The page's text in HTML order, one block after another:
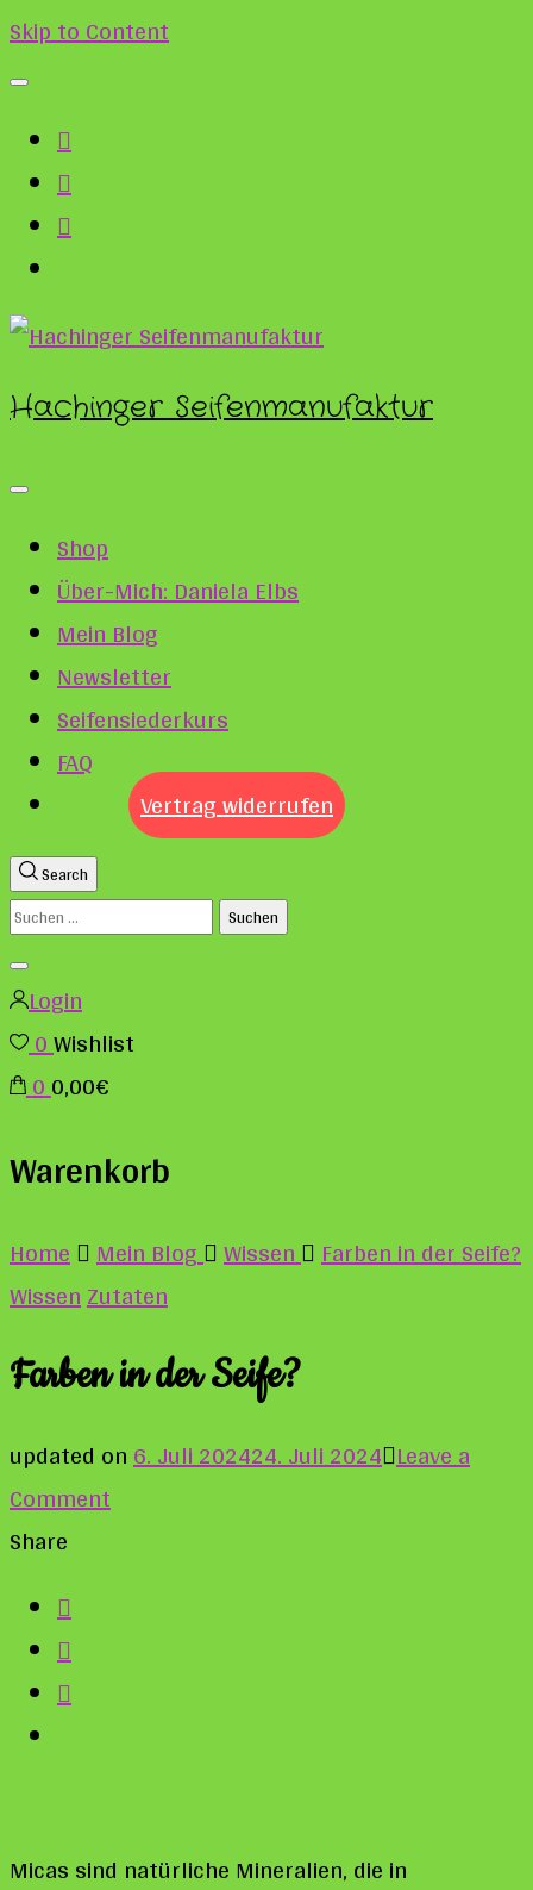
Skip to Content
Hachinger Seifenmanufaktur
Shop
Über-Mich: Daniela Elbs
Mein Blog
Newsletter
Seifensiederkurs
FAQ
Vertrag widerrufen
Search
Suchen
nach:
Login
0Wishlist
00,00€
Warenkorb
Home Mein Blog Wissen Farben in der Seife?
WissenZutaten
Farben in der Seife?
updated on6. Juli 202424. Juli 2024 Leave a
Commenton
Share
Micas sind natürliche Mineralien, die in